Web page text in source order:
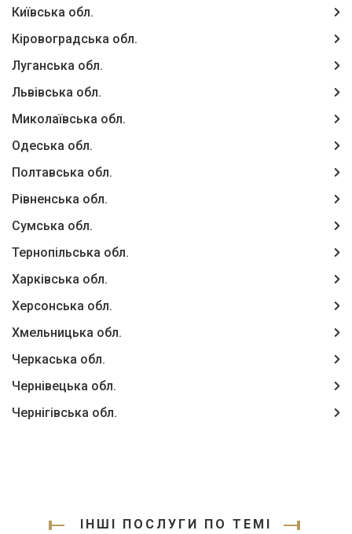
Київська обл.
Кіровоградська обл.
Луганська обл.
Львівська обл.
Миколаївська обл.
Одеська обл.
Полтавська обл.
Рівненська обл.
Сумська обл.
Тернопільська обл.
Харківська обл.
Херсонська обл.
Хмельницька обл.
Черкаська обл.
Чернівецька обл.
Чернігівська обл.
ІНШІ ПОСЛУГИ ПО ТЕМІ